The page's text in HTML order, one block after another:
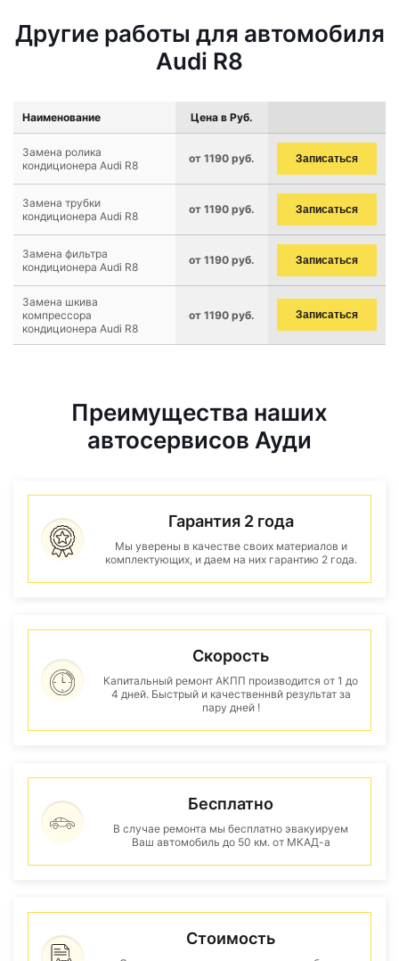
Другие работы для автомобиля
Audi R8
Наименование Цена в Руб.
Замена ролика
кондиционера Audi R8
от 1190 руб. Записаться
Замена трубки
кондиционера Audi R8
от 1190 руб. Записаться
Замена фильтра
кондиционера Audi R8
от 1190 руб. Записаться
Замена шкива
компрессора
кондиционера Audi R8
от 1190 руб. Записаться
Преимущества наших
автосервисов Ауди
Гарантия 2 года
Мы уверены в качестве своих материалов и
комплектующих, и даем на них гарантию 2 года.
Скорость
Капитальный ремонт АКПП производится от 1 до
4 дней. Быстрый и качественнвй результат за
пару дней !
Бесплатно
В случае ремонта мы бесплатно эвакуируем
Ваш автомобиль до 50 км. от МКАД-а
Стоимость